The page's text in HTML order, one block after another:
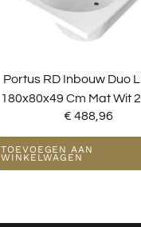
Portus RD Inbouw Duo
180x80x49 Cm Mat Wit
€ 488,96
TOEVOEGEN AAN
WINKELWAGEN